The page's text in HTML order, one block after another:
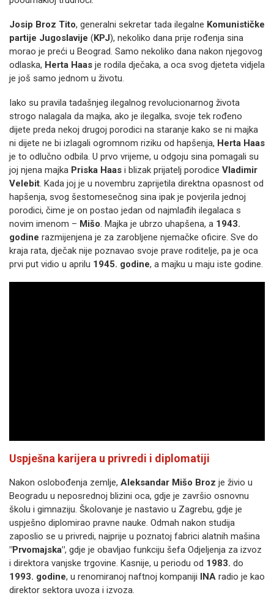
Josip Broz Tito, generalni sekretar tada ilegalne Komunističke
partije Jugoslavije (KPJ), nekoliko dana prije rođenja sina
morao je preći u Beograd. Samo nekoliko dana nakon njegovog
odlaska, Herta Haas je rodila dječaka, a oca svog djeteta vidjela
je još samo jednom u životu.
Iako su pravila tadašnjeg ilegalnog revolucionarnog života
strogo nalagala da majka, ako je ilegalka, svoje tek rođeno
dijete preda nekoj drugoj porodici na staranje kako se ni majka
ni dijete ne bi izlagali ogromnom riziku od hapšenja, Herta Haas
je to odlučno odbila. U prvo vrijeme, u odgoju sina pomagali su
joj njena majka Priska Haas i blizak prijatelj porodice Vladimir
Velebit. Kada joj je u novembru zaprijetila direktna opasnost od
hapšenja, svog šestomesečnog sina ipak je povjerila jednoj
porodici, čime je on postao jedan od najmlađih ilegalaca s
novim imenom – Mišo. Majka je ubrzo uhapšena, a 1943.
godine razmijenjena je za zarobljene njemačke oficire. Sve do
kraja rata, dječak nije poznavao svoje prave roditelje, pa je oca
prvi put vidio u aprilu 1945. godine, a majku u maju iste godine.
Uspješna karijera u privredi i diplomatiji
Nakon oslobođenja zemlje, Aleksandar Mišo Broz je živio u
Beogradu u neposrednoj blizini oca, gdje je završio osnovnu
školu i gimnaziju. Školovanje je nastavio u Zagrebu, gdje je
uspješno diplomirao pravne nauke. Odmah nakon studija
zaposlio se u privredi, najprije u poznatoj fabrici alatnih mašina
"Prvomajska", gdje je obavljao funkciju šefa Odjeljenja za izvoz
i direktora vanjske trgovine. Kasnije, u periodu od 1983. do
1993. godine, u renomiranoj naftnoj kompaniji INA radio je kao
direktor sektora uvoza i izvoza.